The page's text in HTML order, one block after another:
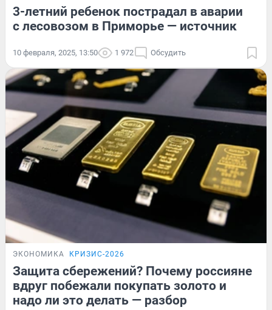
3-летний ребенок пострадал в аварии
с лесовозом в Приморье — источник
10 февраля, 2025, 13:50 1 972 Обсудить
ЭКОНОМИКА КРИЗИС-2026
Защита сбережений? Почему россияне
вдруг побежали покупать золото и
надо ли это делать — разбор